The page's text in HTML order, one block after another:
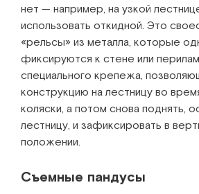
нет — например, на узкой
использовать откидной. Это
«рельсы» из металла, которые
фиксируются к стене или
специального крепежа,
конструкцию на лестницу во
коляски, а потом снова поднять,
лестницу, и зафиксировать в
положении.
Съемные пандусы